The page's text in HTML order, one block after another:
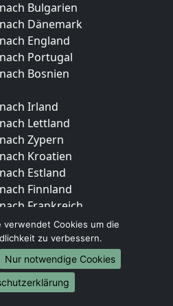
Bulgarien
Dänemark
England
Portugal
Bosnien
Irland
Lettland
Zypern
Kroatien
Estland
Finnland
Frankreich
Griechenland
Italien
Liechtenstein
Luxemburg
Niederlande
verwendet Cookies um die
zu verbessern.
Nur notwendige Cookies